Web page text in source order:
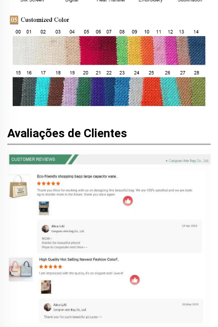
Avaliações de Clientes